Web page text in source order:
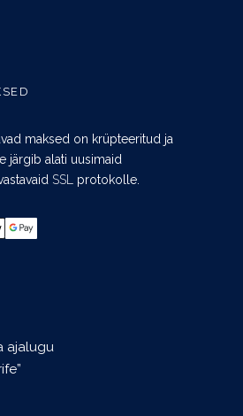
maksed on krüpteeritud ja
järgib alati uusimaid
SSL protokolle.
ajalugu